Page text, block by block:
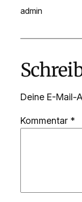
admin
Deine E-Mail-
Kommentar *